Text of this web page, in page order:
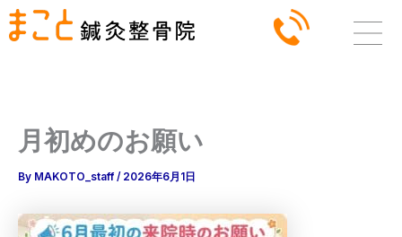
内
容
月初めのお願い
By MAKOTO_staff / 2026年6月1日